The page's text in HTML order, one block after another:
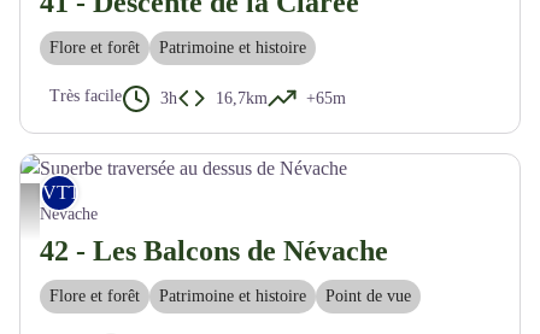
Flore et forêt Patrimoine et histoire
Très facile 3h 16,7km +65m
Superbe traversée au dessus de Névache - M. Buffet
VTT
Névache
42 - Les Balcons de Névache
Flore et forêt Patrimoine et histoire Point de vue